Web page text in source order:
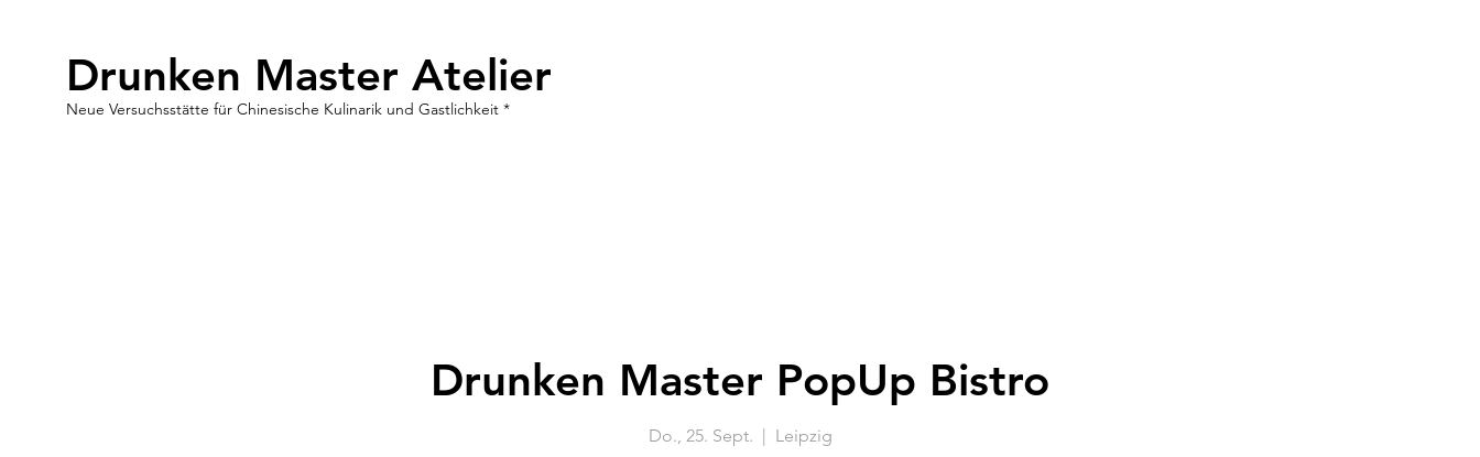
Drunken Master Atelier
Neue Versuchsstätte für Chinesische Kulinarik und Gastlichkeit *
Drunken Master PopUp Bistro
Do., 25. Sept.
  |
Leipzig